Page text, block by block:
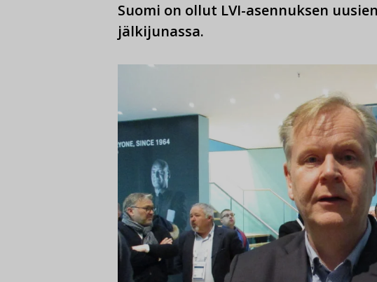
Suomi on ollut LVI-asennuksen
jälkijunassa.